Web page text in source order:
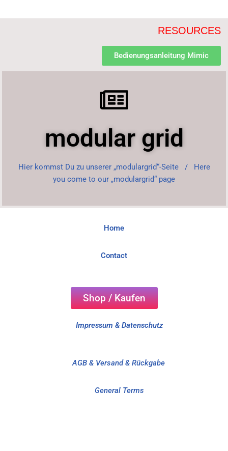
RESOURCES
Bedienungsanleitung Mimic
modular grid
Hier kommst Du zu unserer „modulargrid“-Seite / Here
you come to our „modulargrid“ page
Home
Contact
Shop / Kaufen
Impressum &Datenschutz
AGB & Versand & Rückgabe
General Terms